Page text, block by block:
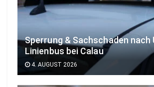
Sperrung & Sachschaden nach
Linienbus bei Calau
4. AUGUST 2026